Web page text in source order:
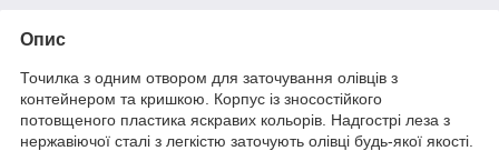
Опис
Точилка з одним отвором для заточування олівців з
контейнером та кришкою. Корпус із зносостійкого
потовщеного пластика яскравих кольорів. Надгострі леза з
нержавіючої сталі з легкістю заточують олівці будь-якої якості.